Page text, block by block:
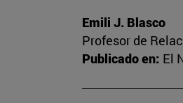
Emili J. Blasco
Profesor de
Publicado en: El